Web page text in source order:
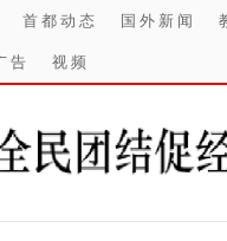
首都动态 国外新闻
告 视频